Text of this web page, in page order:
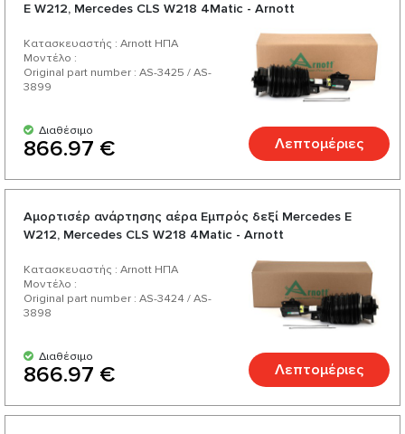
E W212, Mercedes CLS W218 4Matic - Arnott
Κατασκευαστής : Arnott ΗΠΑ
Μοντέλο :
Original part number : AS-3425 / AS-
3899
Διαθέσιμο
866.97 € Λεπτομέριες
Αμορτισέρ ανάρτησης αέρα Εμπρός δεξί Mercedes E
W212, Mercedes CLS W218 4Matic - Arnott
Κατασκευαστής : Arnott ΗΠΑ
Μοντέλο :
Original part number : AS-3424 / AS-
3898
Διαθέσιμο
866.97 € Λεπτομέριες